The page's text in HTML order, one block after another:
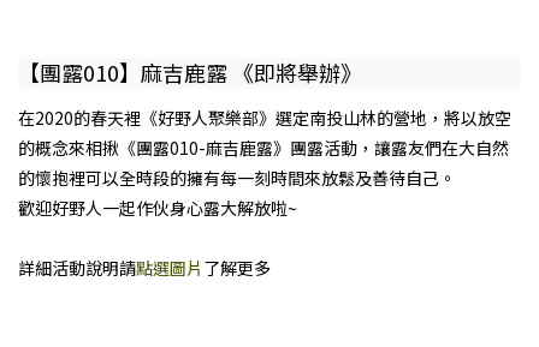
【團露010】麻吉鹿露 《即將舉辦》
在2020的春天裡《好野人聚樂部》選定南投山林的營地，將以放空
的概念來相揪《團露010-麻吉鹿露》團露活動，讓露友們在大自然
的懷抱裡可以全時段的擁有每一刻時間來放鬆及善待自己。
歡迎好野人一起作伙身心露大解放啦~
詳細活動說明請點選圖片 了解更多